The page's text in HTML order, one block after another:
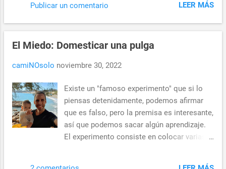
encontrarlos. Sin embargo, en mi nueva
faceta de padre, esta necesidad se ha
encuentro mejor herramienta de desahogo y
publicar en un blog o simplemente para mí
una fuente inagotable de inspiración y
crecimiento personal. A través de la mirada
inocente de mi hijo, veo el mundo con
nuevos ojos y encuentro belleza en las
cosas más simples. Su sed de
Publicar un comentario LEER MÁS
El Miedo: Domesticar una pulga
camiNOsolo noviembre 30, 2022
Existe un "famoso experimento" que si lo
piensas detenidamente, podemos afirmar
que es falso, pero la premisa es interesante,
así que podemos sacar algún aprendizaje.
El experimento consiste en colocar varias